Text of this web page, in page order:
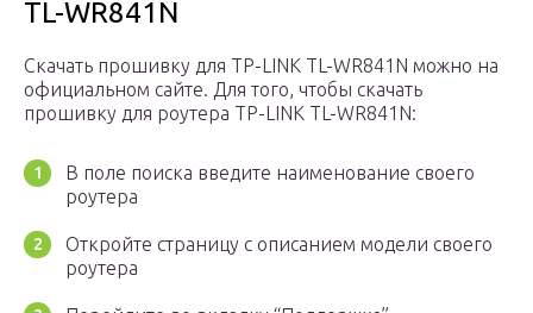
TL-WR841N
Скачать прошивку для TP-LINK TL-WR841N можно на
официальном сайте. Для того, чтобы скачать
прошивку для роутера TP-LINK TL-WR841N:
В поле поиска введите наименование своего
роутера
Откройте страницу с описанием модели своего
роутера